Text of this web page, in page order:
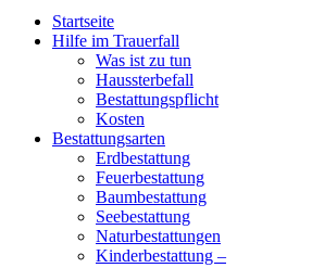
Startseite
Hilfe im Trauerfall
Was ist zu tun
Haussterbefall
Bestattungspflicht
Kosten
Bestattungsarten
Erdbestattung
Feuerbestattung
Baumbestattung
Seebestattung
Naturbestattungen
Kinderbestattung –